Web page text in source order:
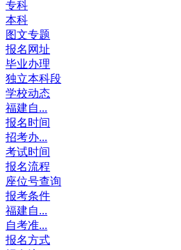
专科
本科
图文专题
报名网址
毕业办理
独立本科段
学校动态
福建自...
报名时间
招考办...
考试时间
报名流程
座位号查询
报考条件
福建自...
自考准...
报名方式